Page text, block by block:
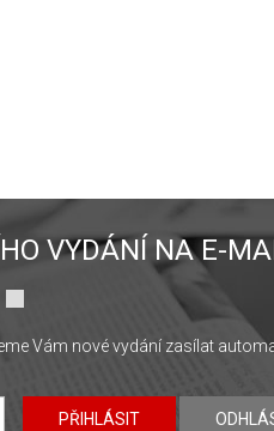
VYDÁNÍ NA E-
Vám nové vydání zasílat
PŘIHLÁSIT